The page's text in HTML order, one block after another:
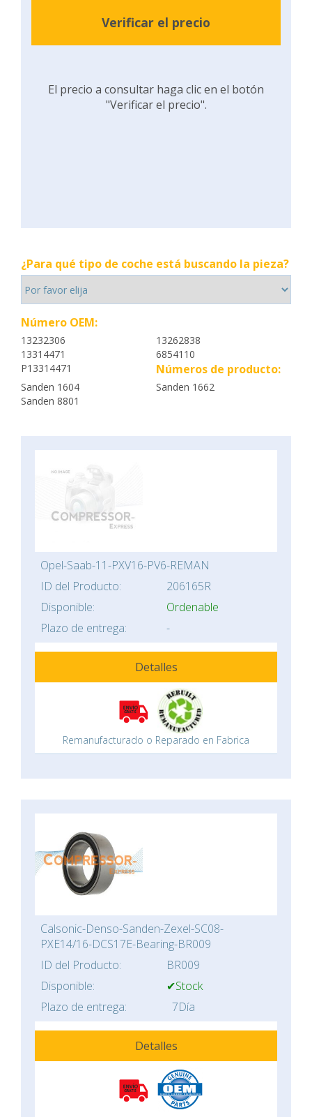
Verificar el precio
El precio a consultar haga clic en el botón
"Verificar el precio".
¿Para qué tipo de coche está buscando la pieza?
Número OEM:
13232306
13262838
13314471
6854110
P13314471
Números de producto:
Sanden 1604
Sanden 1662
Sanden 8801
Opel-Saab-11-PXV16-PV6-REMAN
ID del Producto:
206165R
Disponible:
Ordenable
Plazo de entrega:
-
Detalles
Remanufacturado o Reparado en Fabrica
Calsonic-Denso-Sanden-Zexel-SC08-
PXE14/16-DCS17E-Bearing-BR009
ID del Producto:
BR009
Disponible:
✔Stock
Plazo de entrega:
7Día
Detalles